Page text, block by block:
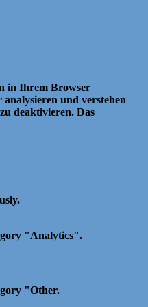
in Ihrem Browser
und verstehen
deaktivieren. Das
"Analytics".
"Other.